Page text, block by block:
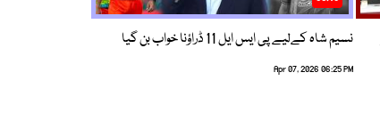
نسیم شاہ کےلیے پی ایس ایل 11 ڈراؤنا خواب بن گیا
Apr 07, 2026 06:25 PM